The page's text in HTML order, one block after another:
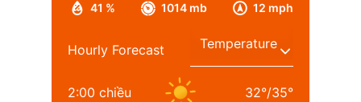
41 % 1014 mb 12 mph
Hourly Forecast
2:00 chiều 32°/35°